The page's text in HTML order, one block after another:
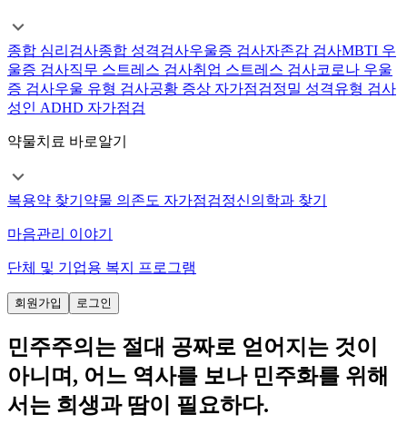
종합 심리검사종합 성격검사우울증 검사자존감 검사MBTI 우
울증 검사직무 스트레스 검사취업 스트레스 검사코로나 우울
증 검사우울 유형 검사공황 증상 자가점검정밀 성격유형 검사
성인 ADHD 자가점검
약물치료 바로알기
복용약 찾기 약물 의존도 자가점검정신의학과 찾기
마음관리 이야기
단체 및 기업용 복지 프로그램
회원가입 로그인
민주주의는 절대 공짜로 얻어지는 것이
아니며, 어느 역사를 보나 민주화를 위해
서는 희생과 땀이 필요하다.